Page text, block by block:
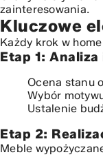
zainteresowania.
Kluczowe
Każdy krok w
Etap 1: Analiza
Ocena stanu
Wybór
Ustalenie
Etap 2:
Meble